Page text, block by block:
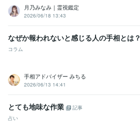
月乃みなみ｜霊視鑑定
2026/06/18 13:43
なぜか報われないと感じる人の手相とは？
コラム
手相アドバイザー みちる
2026/06/13 14:41
とても地味な作業
記事
占い